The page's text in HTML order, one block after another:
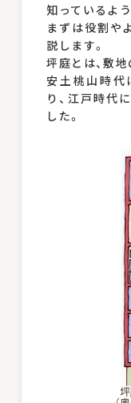
知っているよう
まずは役割や
説します。
坪庭とは、敷
安土桃山時代
り、江戸時代
した。